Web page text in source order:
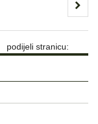
podijeli stranicu: